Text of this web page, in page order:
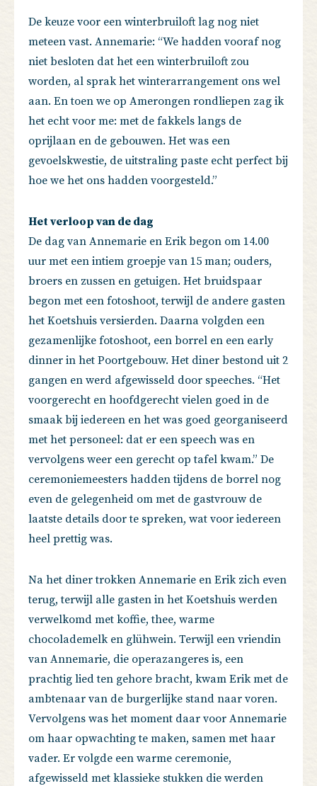
De keuze voor een winterbruiloft lag nog niet
meteen vast. Annemarie: “We hadden vooraf nog
niet besloten dat het een winterbruiloft zou
worden, al sprak het winterarrangement ons wel
aan. En toen we op Amerongen rondliepen zag ik
het echt voor me: met de fakkels langs de
oprijlaan en de gebouwen. Het was een
gevoelskwestie, de uitstraling paste echt perfect bij
hoe we het ons hadden voorgesteld.”
Het verloop van de dag
De dag van Annemarie en Erik begon om 14.00
uur met een intiem groepje van 15 man; ouders,
broers en zussen en getuigen. Het bruidspaar
begon met een fotoshoot, terwijl de andere gasten
het Koetshuis versierden. Daarna volgden een
gezamenlijke fotoshoot, een borrel en een early
dinner in het Poortgebouw. Het diner bestond uit 2
gangen en werd afgewisseld door speeches. “Het
voorgerecht en hoofdgerecht vielen goed in de
smaak bij iedereen en het was goed georganiseerd
met het personeel: dat er een speech was en
vervolgens weer een gerecht op tafel kwam.” De
ceremoniemeesters hadden tijdens de borrel nog
even de gelegenheid om met de gastvrouw de
laatste details door te spreken, wat voor iedereen
heel prettig was.
Na het diner trokken Annemarie en Erik zich even
terug, terwijl alle gasten in het Koetshuis werden
verwelkomd met koffie, thee, warme
chocolademelk en glühwein. Terwijl een vriendin
van Annemarie, die operazangeres is, een
prachtig lied ten gehore bracht, kwam Erik met de
ambtenaar van de burgerlijke stand naar voren.
Vervolgens was het moment daar voor Annemarie
om haar opwachting te maken, samen met haar
vader. Er volgde een warme ceremonie,
afgewisseld met klassieke stukken die werden